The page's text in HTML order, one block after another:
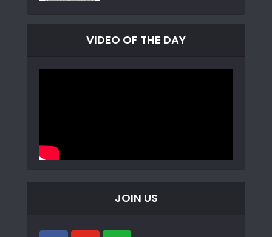
VIDEO OF THE DAY
JOIN US